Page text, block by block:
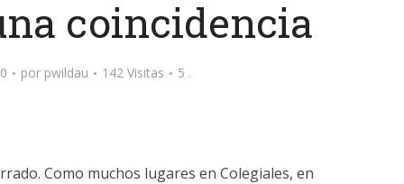
coincidencia
por pwildau 142 Visitas 5 .
Como muchos lugares en Colegiales, en